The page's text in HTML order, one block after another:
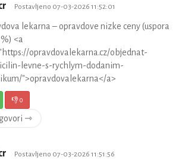
Postavljeno 07-03-2026 11:52:01
lekarna – opravdove nizke ceny (uspora
<a
opravdovalekarna.cz/objednat-
levne-s-rychlym-dodanim-
">opravdovalekarna</a>
👎0
⇾
Postavljeno 07-03-2026 11:51:56